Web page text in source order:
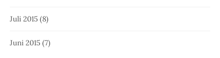
Juli 2015 (8)
Juni 2015 (7)